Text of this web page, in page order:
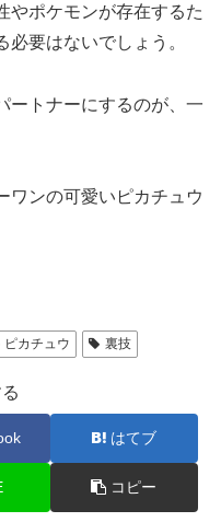
やポケモンが存在するた
要はないでしょう。
ートナーにするのが、一
ワンの可愛いピカチュウ
ピカチュウ 裏技
はてブ
コピー